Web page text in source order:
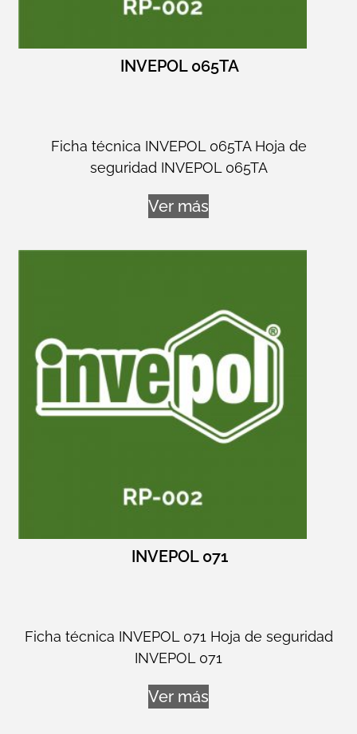
INVEPOL 065TA
Ficha técnica INVEPOL 065TA Hoja de
seguridad INVEPOL 065TA
Ver más
INVEPOL 071
Ficha técnica INVEPOL 071 Hoja de seguridad
INVEPOL 071
Ver más